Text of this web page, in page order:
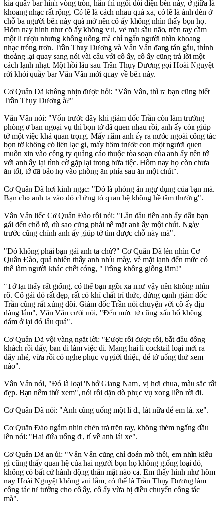
kia quầy bar hình vòng tròn, hắn thì ngồi đối diện bên này, ở giữa là
khoang nhạc rất rộng. Có lẽ là cách nhau quá xa, có lẽ là ánh đèn ở
chỗ ba người bên này quá mờ nên cô ấy không nhìn thấy bọn họ.
Hôm nay hình như cô ấy không vui, vẻ mặt sầu não, trên tay cầm
một li rượu nhưng không uống mà chỉ ngẩn người nhìn khoang
nhạc trống trơn. Trần Thụy Dương và Vân Vân đang tán gẫu, thỉnh
thoảng lại quay sang nói vài câu với cô ấy, cô ấy cũng trả lời một
cách lạnh nhạt. Một hồi lâu sau Trần Thụy Dương gọi Hoài Nguyệt
rời khỏi quầy bar Vân Vân mới quay về bên này.
Cơ Quân Dã không nhịn được hỏi: "Vân Vân, thì ra bạn cũng biết
Trần Thụy Dương à?"
Vân Vân nói: "Vốn trước đây khi giám đốc Trần còn làm trưởng
phòng ở ban ngoại vụ thì bọn tớ đã quen nhau rồi, anh ấy còn giúp
tớ một việc khá quan trọng. Mấy năm anh ấy ra nước ngoài công tác
bọn tớ không có liên lạc gì, mấy hôm trước con một người quen
muốn xin vào công ty quảng cáo thuộc tòa soạn của anh ấy nên tớ
với anh ấy lại tình cờ gặp lại trong bữa tiệc. Hôm nay họ còn chưa
ăn tối, tớ đã bảo họ vào phòng ăn phía sau ăn một chút".
Cơ Quân Dã hơi kinh ngạc: "Đó là phòng ăn ngự dụng của bạn mà.
Bạn cho anh ta vào đó chứng tỏ quan hệ không hề tầm thường".
Vân Vân liếc Cơ Quân Đào rồi nói: "Lần đầu tiên anh ấy dẫn bạn
gái đến chỗ tớ, dù sao cũng phải nể mặt anh ấy một chút. Ngày
trước cũng chính anh ấy giúp tớ tìm được chỗ này mà".
"Đó không phải bạn gái anh ta chứ?" Cơ Quân Dã lén nhìn Cơ
Quân Đào, quả nhiên thấy anh nhíu mày, vẻ mặt lạnh đến mức có
thể làm người khác chết cóng, "Trông không giống lắm!"
"Tớ lại thấy rất giống, có thể bạn ngồi xa như vậy nên không nhìn
rõ. Cô gái đó rất đẹp, rất có khí chất trí thức, đứng cạnh giám đốc
Trần cũng rất xứng đôi. Giám đốc Trần nói chuyện với cô ấy dịu
dàng lắm", Vân Vân cười nói, "Đến mức tớ cũng xấu hổ không
dám ở lại đó lâu quá".
Cơ Quân Dã vội vàng ngắt lời: "Được rồi được rồi, bắt đầu đông
khách rồi đấy, bạn đi làm việc đi. Mang hai li cocktail loại mới ra
đây nhé, vừa rồi có nghe phục vụ giới thiệu, để tớ uống thử xem
nào".
Vân Vân nói, "Đó là loại 'Nhớ Giang Nam', vị hơi chua, màu sắc rất
đẹp. Bạn nếm thử xem", nói rồi dặn dò phục vụ xong liền rời đi.
Cơ Quân Dã nói: "Anh cũng uống một li đi, lát nữa để em lái xe".
Cơ Quân Đào ngắm nhìn chén trà trên tay, không thèm ngẩng đầu
lên nói: "Hai đứa uống đi, tí về anh lái xe".
Cơ Quân Dã an ủi: "Vân Vân cũng chỉ đoán mò thôi, em nhìn kiểu
gì cũng thấy quan hệ của hai người bọn họ không giống loại đó,
không có bất cứ hành động thân mật nào cả. Em thấy hình như hôm
nay Hoài Nguyệt không vui lắm, có thể là Trần Thụy Dương làm
công tác tư tưởng cho cô ấy, cô ấy vừa bị điều chuyển công tác
mà".